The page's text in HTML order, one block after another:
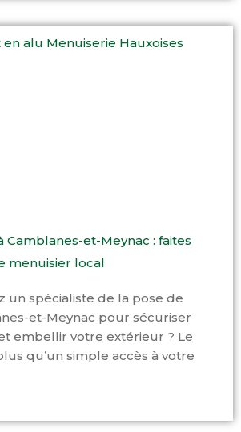
Camblanes-et-Meynac : faites
menuisier local
un spécialiste de la pose de
et-Meynac pour sécuriser
embellir votre extérieur ? Le
qu’un simple accès à votre